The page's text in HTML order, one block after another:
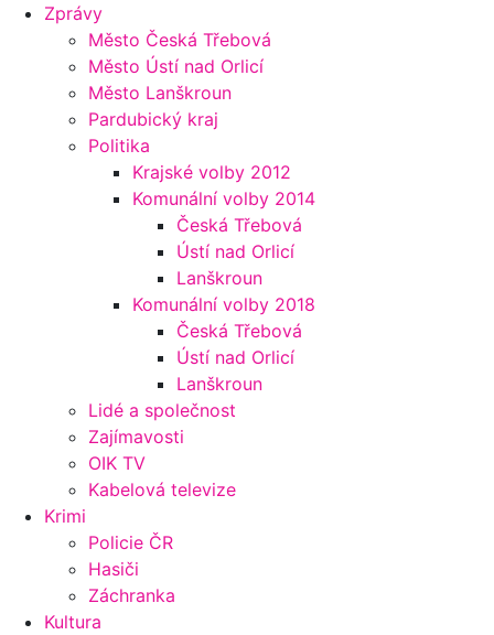
Zprávy
Město Česká Třebová
Město Ústí nad Orlicí
Město Lanškroun
Pardubický kraj
Politika
Krajské volby 2012
Komunální volby 2014
Česká Třebová
Ústí nad Orlicí
Lanškroun
Komunální volby 2018
Česká Třebová
Ústí nad Orlicí
Lanškroun
Lidé a společnost
Zajímavosti
OIK TV
Kabelová televize
Krimi
Policie ČR
Hasiči
Záchranka
Kultura